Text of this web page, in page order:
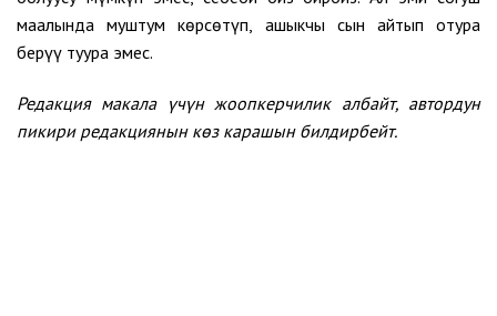
маалында муштум көрсөтүп, ашыкчы сын айтып отура
берүү туура эмес.
Редакция макала үчүн жоопкерчилик албайт, автордун
пикири редакциянын көз карашын билдирбейт.